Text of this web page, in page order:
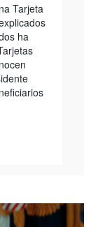
Tarjeta
ha